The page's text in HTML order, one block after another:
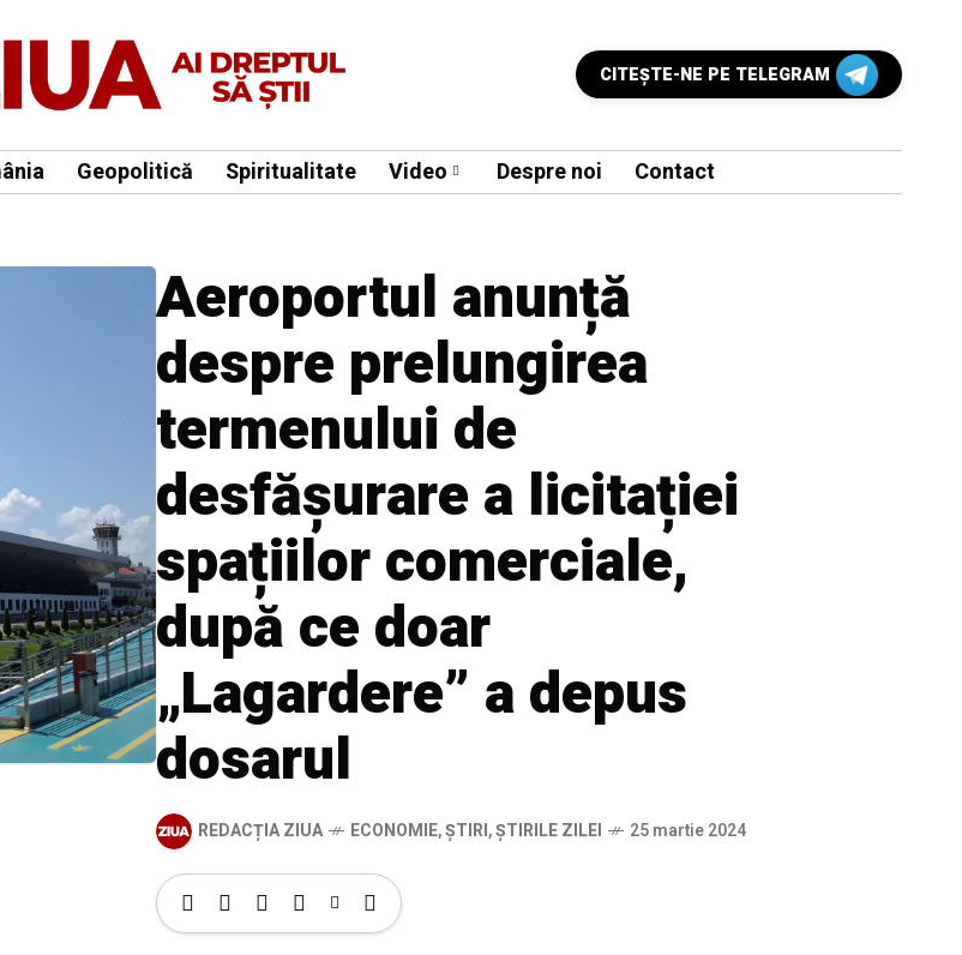
CITEŞTE-NE PE TELEGRAM
Geopolitică Spiritualitate Video Despre noi Contact
Aeroportul anunță
despre prelungirea
termenului de
desfășurare a licitației
spațiilor comerciale,
după ce doar
„Lagardere” a depus
dosarul
REDACȚIA ZIUA ECONOMIE,ȘTIRI,ȘTIRILE ZILEI 25 martie 2024